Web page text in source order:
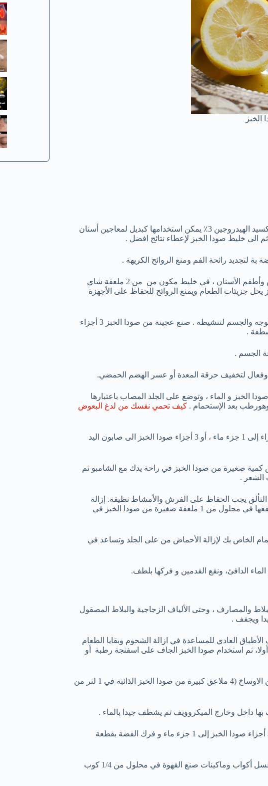
الخبز
كبديل لمعاجين أسنان
الى خليط صودا الخبز لإعطاء نتائج افضل .
رائحة الفم ومنع الروائح الكريهة .
نقع الأجهزة المستخدمة عن طريق الفم، مثل أبواق وأطقم الأسنان ، في خليط مكون من من 2 ملعقة شاي
جزيئات الطعام ويمنع الروائح للحفاظ على الأجهزة
استخدام صودا الخبز في فرك الوجه والجسم لتنشيطه . صنع عجينة من صودا الخبز 3 أجزاء
الجسم .
لتخفيف حرقة المعدة أو عسر الهضم الحمضي.
الخبز و الماء ، وتوضع على الجلد المصاب باعتبارها
بعد الإستحمام . كيف تحمي نفسك من لدغ البعوض
فرك اليدين بلطف مع عجينة من صودا الخبز 3 أجزاء إلى 1 جزء ماء ، أو 3 أجزاء صودا الخبز الى صابون اليد
صغيرة من صودا الخبز في راحة يدك مع الشامبو ثم
الشعر .
يجب الحفاظ على الفرش والأمشاط نظيفة. إزالة
الزيت الطبيعي وتراكم بقايا الشعر على الأمشاط والفرش عن طريق نقعها في محلول من 1 ملعقة صغيرة من صودا الخبز في
الحمام الخاص بك لإزالة الأحماض من على الجلد وتساعد في
والمصارف ، وحتى الألياف الزجاجية والبلاط المصقول
ويجفف .
العادي للمساعدة في ازالة الشحوم وبقايا الطعام
ثم استخدام صودا الخبز الجاف على اسفنجة رطبة أو
نقع الإسفنجة في محلول صودا الخبز للتخلص من الاوساخ (4 ملاعق كبيرة من صودا الخبز الذائبة في 1 لتر من
داخل وخارج الميكروويف ثم يشطف جيدا بالماء .
استخدام معجون صودا الخبز المصنوع من 3 أجزاء صودا الخبز إلى 1 جزء ماء و فرك الفضة بقطعة
إزالة بقع القهوة والشاي عن طريق غسل أكواب وماكينات صنع القهوة في محلول من 1/4 كوب